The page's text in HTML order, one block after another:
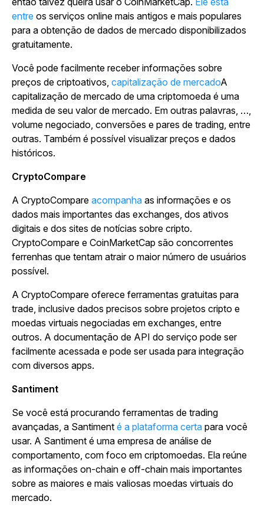
entre os serviços online mais antigos e mais populares
para a obtenção de dados de mercado disponibilizados
gratuitamente.
Você pode facilmente receber informações sobre
preços de criptoativos, capitalização de mercadoA
capitalização de mercado de uma criptomoeda é uma
medida de seu valor de mercado. Em outras palavras, …,
volume negociado, conversões e pares de trading, entre
outras. Também é possível visualizar preços e dados
históricos.
CryptoCompare
A CryptoCompare acompanha as informações e os
dados mais importantes das exchanges, dos ativos
digitais e dos sites de notícias sobre cripto.
CryptoCompare e CoinMarketCap são concorrentes
ferrenhas que tentam atrair o maior número de usuários
possível.
A CryptoCompare oferece ferramentas gratuitas para
trade, inclusive dados precisos sobre projetos cripto e
moedas virtuais negociadas em exchanges, entre
outros. A documentação de API do serviço pode ser
facilmente acessada e pode ser usada para integração
com diversos apps.
Santiment
Se você está procurando ferramentas de trading
avançadas, a Santiment é a plataforma certa para você
usar. A Santiment é uma empresa de análise de
comportamento, com foco em criptomoedas. Ela reúne
as informações on-chain e off-chain mais importantes
sobre as maiores e mais valiosas moedas virtuais do
mercado.